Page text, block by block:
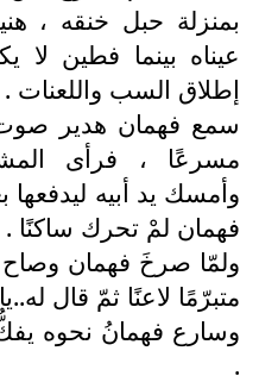
بمنزلة حبل خنقه ،
عيناه بينما فطين لا
إطلاق السب واللعنات .
سمع فهمان هدير
مسرعًا ، فرأى
وأمسك يد أبيه ليدفعها
فهمان لمْ تحرك ساكنًا .
ولمّا صرخَ فهمان
متبرّمًا لاعنًا ثمّ قال
وسارع فهمانُ نحوه
.